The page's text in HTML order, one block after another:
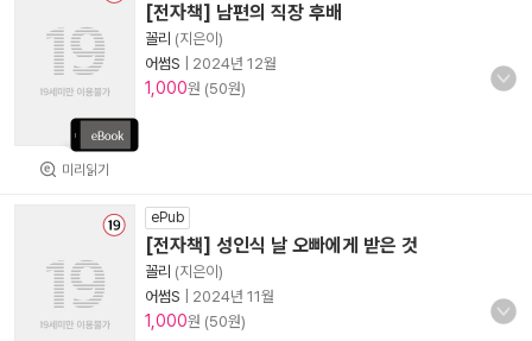
미리읽기
[전자책] 남편의 직장 후배
꼴리 (지은이)
어썸S
2024년 12월
1,000원 (50원)
ePub
[전자책] 성인식 날 오빠에게 받은 것
꼴리 (지은이)
어썸S
2024년 11월
1,000원 (50원)